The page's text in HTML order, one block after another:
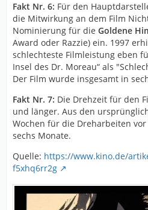
Fakt Nr. 6: Für den
die Mitwirkung an dem Film
Nominierung für die Goldene
Award oder Razzie) ein. 1997
schlechteste Filmleistung eben
Insel des Dr. Moreau“ als
Der Film wurde insgesamt in
Fakt Nr. 7: Die Drehzeit für den
und länger. Aus den
Wochen für die Dreharbeiten
sechs Monate.
Quelle: https://www.kino.de/
f5xhq6rr2g